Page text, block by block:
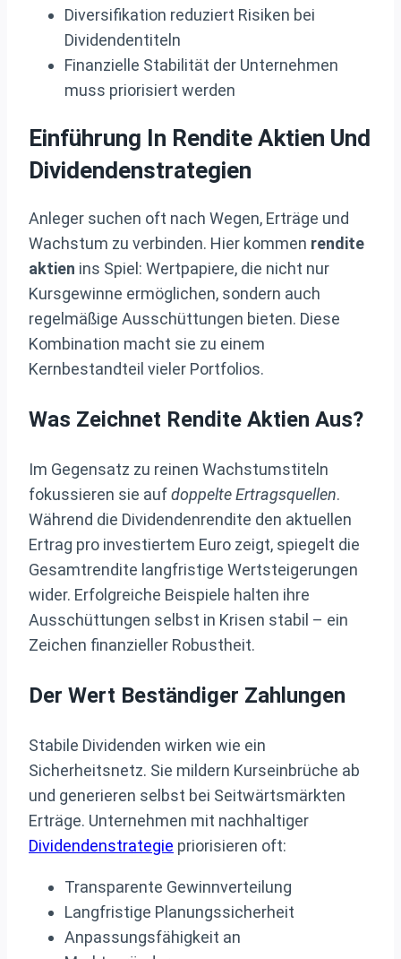
Diversifikation reduziert Risiken bei
Dividendentiteln
Finanzielle Stabilität der Unternehmen
muss priorisiert werden
Einführung In Rendite Aktien Und
Dividendenstrategien
Anleger suchen oft nach Wegen, Erträge und
Wachstum zu verbinden. Hier kommen rendite
aktien ins Spiel: Wertpapiere, die nicht nur
Kursgewinne ermöglichen, sondern auch
regelmäßige Ausschüttungen bieten. Diese
Kombination macht sie zu einem
Kernbestandteil vieler Portfolios.
Was Zeichnet Rendite Aktien Aus?
Im Gegensatz zu reinen Wachstumstiteln
fokussieren sie aufdoppelte Ertragsquellen.
Während die Dividendenrendite den aktuellen
Ertrag pro investiertem Euro zeigt, spiegelt die
Gesamtrendite langfristige Wertsteigerungen
wider. Erfolgreiche Beispiele halten ihre
Ausschüttungen selbst in Krisen stabil – ein
Zeichen finanzieller Robustheit.
Der Wert Beständiger Zahlungen
Stabile Dividenden wirken wie ein
Sicherheitsnetz. Sie mildern Kurseinbrüche ab
und generieren selbst bei Seitwärtsmärkten
Erträge. Unternehmen mit nachhaltiger
Dividendenstrategie priorisieren oft:
Transparente Gewinnverteilung
Langfristige Planungssicherheit
Anpassungsfähigkeit an